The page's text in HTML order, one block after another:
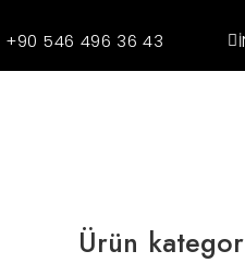
+90 546 496 36 43
Ürün